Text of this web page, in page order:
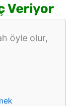
Veriyor
öyle olur,